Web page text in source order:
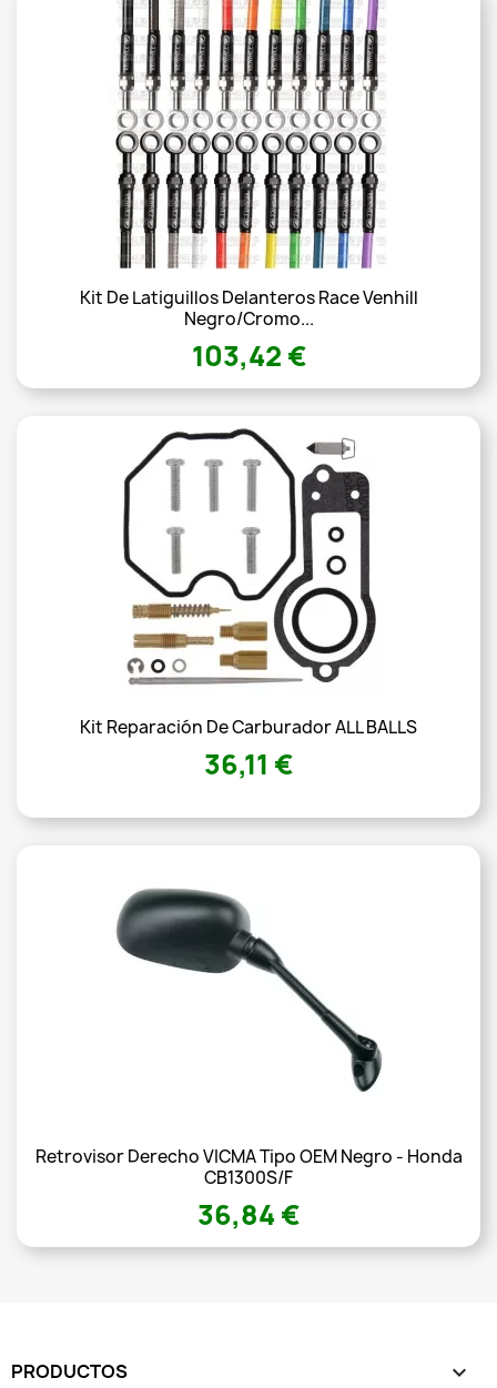
Kit De Latiguillos Delanteros Race Venhill
Negro/Cromo...
103,42 €
Kit Reparación De Carburador ALL BALLS
36,11 €
Retrovisor Derecho VICMA Tipo OEM Negro - Honda
CB1300S/F
36,84 €
PRODUCTOS 